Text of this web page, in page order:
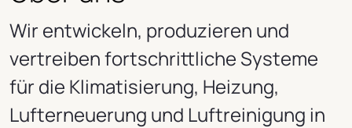
Wir entwickeln, produzieren und
vertreiben fortschrittliche Systeme
für die Klimatisierung, Heizung,
Lufterneuerung und Luftreinigung in